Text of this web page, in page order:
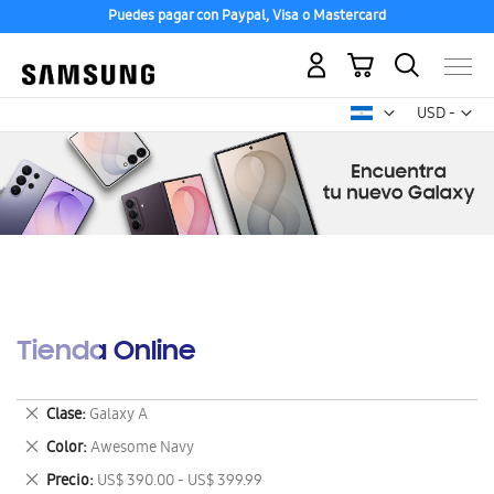
Puedes pagar con Paypal, Visa o Mastercard
USD -
dólar
Mi carrito
Tienda Online
Clase Galaxy A
Eliminar
este
artículo
Color Awesome Navy
Eliminar
este
Precio US$ 390.00 - US$ 399.99
Eliminar